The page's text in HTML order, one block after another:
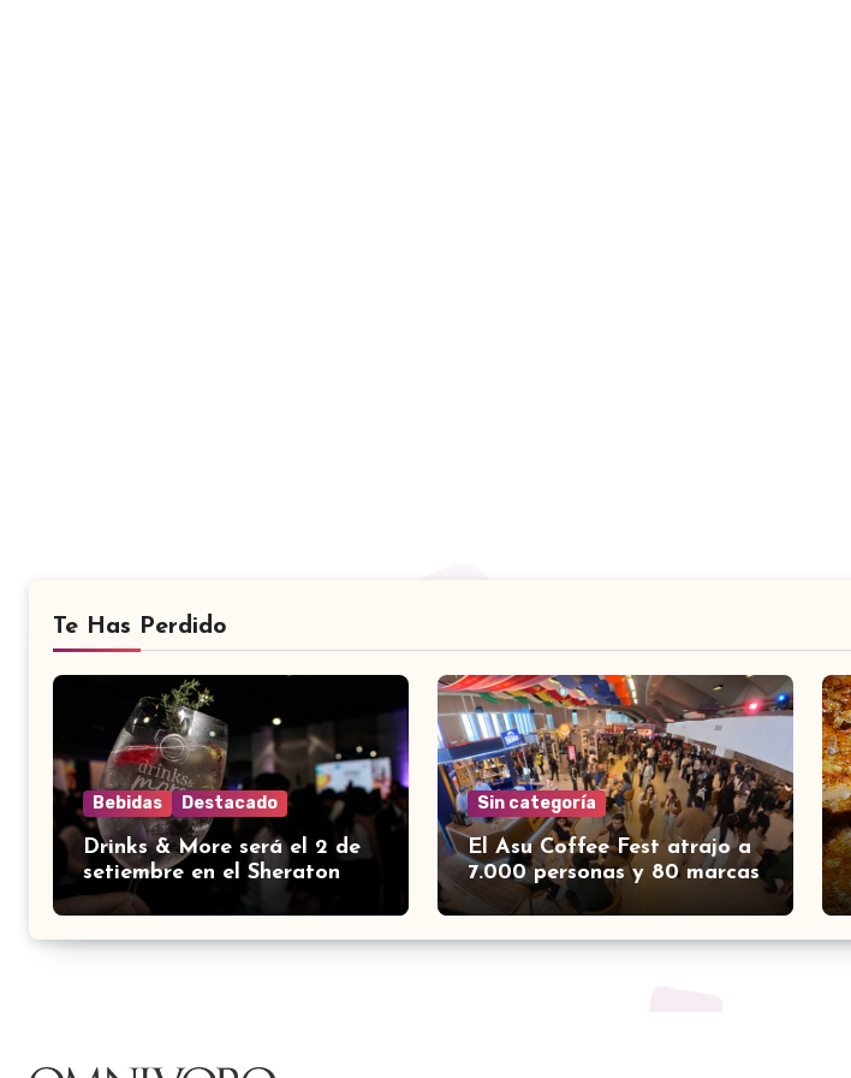
Te Has Perdido
Bebidas Destacado
Drinks & More será el 2 de
setiembre en el Sheraton
Sin categoría
El Asu Coffee Fest atrajo a
7.000 personas y 80 marcas